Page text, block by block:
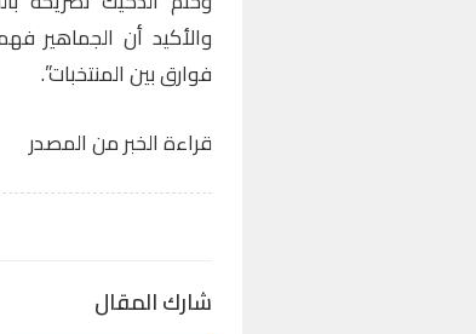
والأكيد أن الجماهير
فوارق بين المنتخبات”.
قراءة الخبر من المصدر
شارك المقال